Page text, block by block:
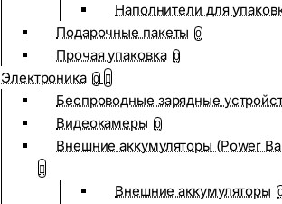
Наполнители для
Подарочные пакеты 0
Прочая упаковка 0
Электроника 0
Беспроводные зарядные
Видеокамеры 0
Внешние аккумуляторы (Power
Внешние аккумуляторы